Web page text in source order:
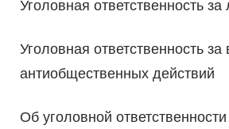
Уголовная ответственность
Уголовная ответственность
антиобщественных действий
Об уголовной